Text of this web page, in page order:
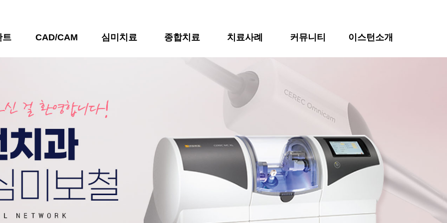
트 CAD/CAM 심미치료 종합치료 치료사례 커뮤니티 이스턴소개